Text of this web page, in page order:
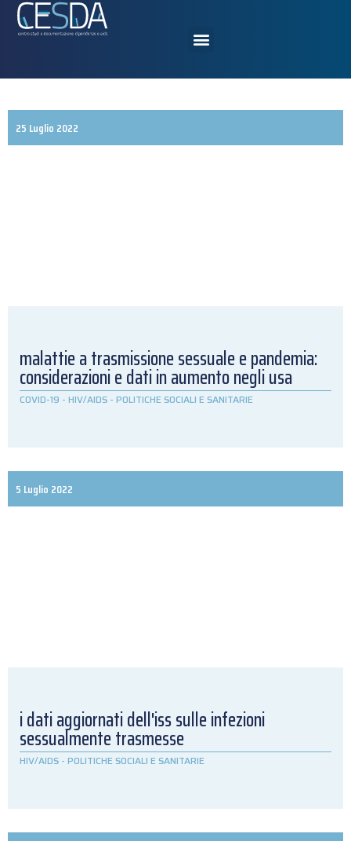
25 Luglio 2022
malattie a trasmissione sessuale e pandemia:
considerazioni e dati in aumento negli usa
COVID-19 - HIV/AIDS - POLITICHE SOCIALI E SANITARIE
5 Luglio 2022
i dati aggiornati dell'iss sulle infezioni
sessualmente trasmesse
HIV/AIDS - POLITICHE SOCIALI E SANITARIE